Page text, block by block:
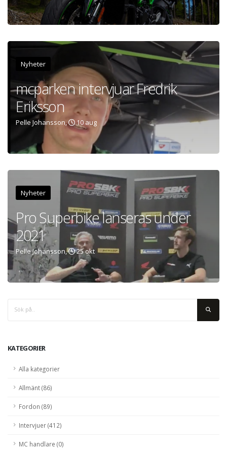
KATEGORIER
Alla kategorier
Allmänt (86)
Fordon (89)
Intervjuer (412)
MC handlare (0)
Nyheter
mcparken intervjuar Fredrik
Eriksson
Pelle Johansson, 10 aug
Nyheter
Pro Superbike lanseras under
2021
Pelle Johansson, 25 okt